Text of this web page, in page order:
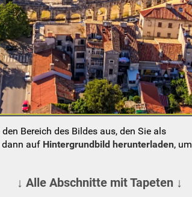
Bereich des Bildes aus, den Sie als
dann auf Hintergrundbild herunterladen, um
↓ Alle Abschnitte mit Tapeten ↓